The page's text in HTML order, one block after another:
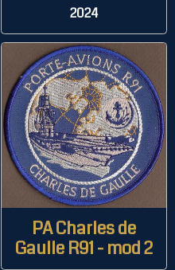
2024
PA Charles de
Gaulle R91 - mod 2